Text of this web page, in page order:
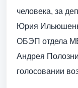
человека, за
Юрия
ОБЭП отдела
Андрея
голосовании